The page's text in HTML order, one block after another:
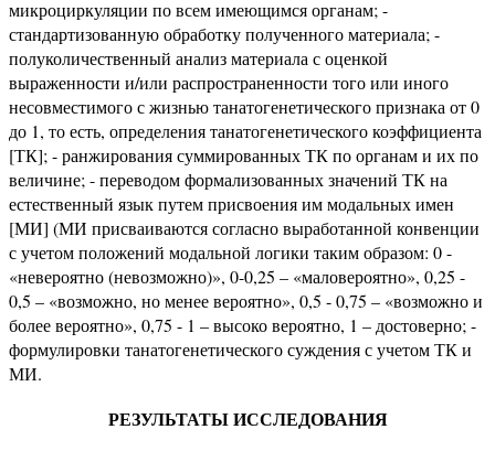
микроциркуляции по всем имеющимся органам; -
стандартизованную обработку полученного материала; -
полуколичественный анализ материала с оценкой
выраженности и/или распространенности того или иного
несовместимого с жизнью танатогенетического признака от 0
до 1, то есть, определения танатогенетического коэффициента
[ТК]; - ранжирования суммированных ТК по органам и их по
величине; - переводом формализованных значений ТК на
естественный язык путем присвоения им модальных имен
[МИ] (МИ присваиваются согласно выработанной конвенции
с учетом положений модальной логики таким образом: 0 -
«невероятно (невозможно)», 0-0,25 – «маловероятно», 0,25 -
0,5 – «возможно, но менее вероятно», 0,5 - 0,75 – «возможно и
более вероятно», 0,75 - 1 – высоко вероятно, 1 – достоверно; -
формулировки танатогенетического суждения с учетом ТК и
МИ.
РЕЗУЛЬТАТЫ ИССЛЕДОВАНИЯ